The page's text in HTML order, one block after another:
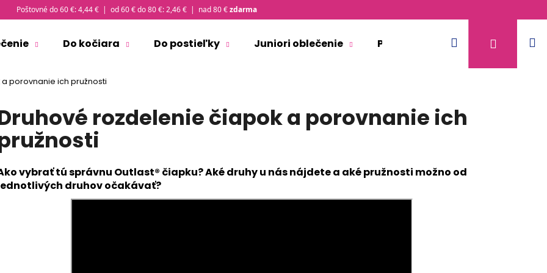
Poštovné do 60 €: 4,44 € | od 60 € do 80 €: 2,46 € | nad 80 €zdarma
Do kočiara Do postieľky Juniori oblečenie Pre dospelých Doplnkový
Hľadať
porovnanie ich pružnosti
rozdelenie čiapok a porovnanie ich
vybrať tú správnu Outlast® čiapku? Aké druhy u nás nájdete a aké pružnosti možno od
druhov očakávať?
HĽADAŤ
Odporúčame